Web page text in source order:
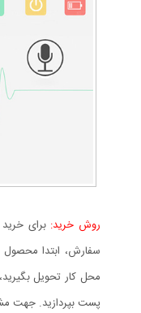
روش خرید: برای
سفارش، ابتدا محصول
محل کار تحویل
پست بپردازید. جهت